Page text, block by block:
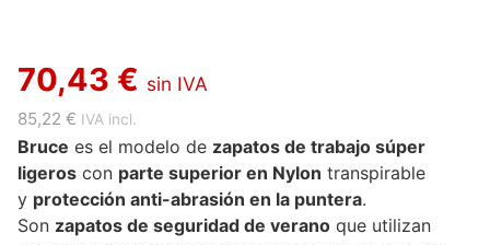
70,43 € sin IVA
85,22 € IVA incl.
Bruce es el modelo de zapatos de trabajo súper
ligeros con parte superior en Nylon transpirable
y protección anti-abrasión en la puntera.
Son zapatos de seguridad de verano que utilizan